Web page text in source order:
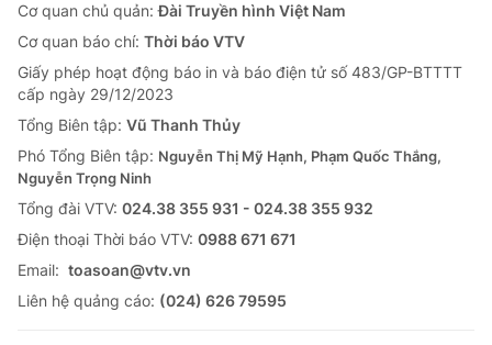
Cơ quan chủ quản:Đài Truyền hình Việt Nam
Cơ quan báo chí: Thời báo VTV
Giấy phép hoạt động báo in và báo điện tử số 483/GP-BTTTT
cấp ngày 29/12/2023
Tổng Biên tập: Vũ Thanh Thủy
Phó Tổng Biên tập: Nguyễn Thị Mỹ Hạnh, Phạm Quốc Thắng,
Nguyễn Trọng Ninh
Tổng đài VTV: 024.38 355 931 - 024.38 355 932
Ðiện thoại Thời báo VTV: 0988 671 671
Email: toasoan@vtv.vn
Liên hệ quảng cáo: (024) 626 79595